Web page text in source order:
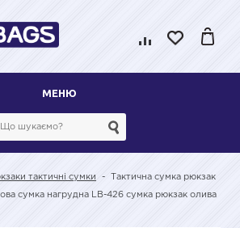
МЕНЮ
тактичні сумки - Тактична сумка рюкзак
сумка нагрудна LB-426 сумка рюкзак олива